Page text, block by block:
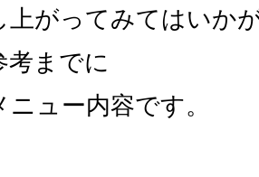
上がってみてはい
考までに
ュー内容です。